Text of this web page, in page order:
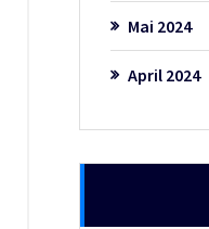
Mai 2024
April 2024